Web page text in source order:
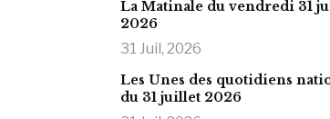
La Matinale du vendredi 31
2026
31 Juil, 2026
Les Unes des quotidiens
du 31 juillet 2026